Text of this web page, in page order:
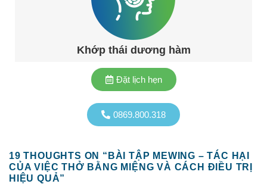
Khớp thái dương hàm
0869.800.318
Đặt lịch hẹn
19 THOUGHTS ON “ BÀI TẬP MEWING – TÁC HẠI
CỦA VIỆC THỞ BẰNG MIỆNG VÀ CÁCH ĐIỀU TRỊ
HIỆU QUẢ”